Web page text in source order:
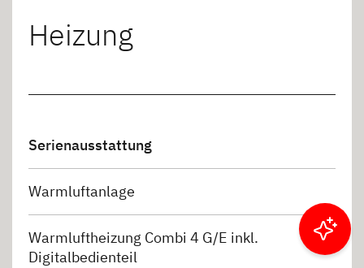
Heizung
Serienausstattung
Warmluftanlage
Warmluftheizung Combi 4 G/E inkl.
Digitalbedienteil
Ergebnisse filtern